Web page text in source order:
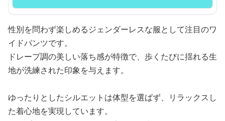
性別を問わず楽しめるジェンダーレスな服として注目のワ
イドパンツです。
ドレープ調の美しい落ち感が特徴で、歩くたびに揺れる生
地が洗練された印象を与えます。
ゆったりとしたシルエットは体型を選ばず、リラックスし
た着心地を実現しています。